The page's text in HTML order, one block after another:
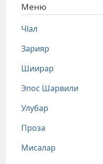
Меню
Чlал
Зарияр
Шиирар
Эпос Шарвили
Улубар
Проза
Мисалар